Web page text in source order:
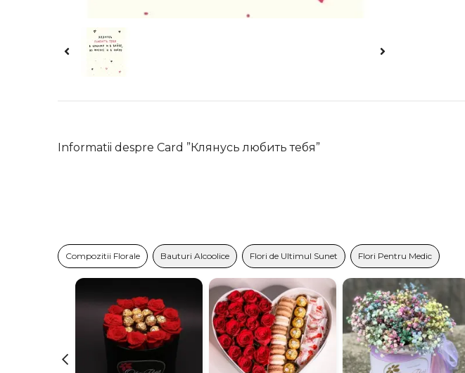
Informatii despre Card ”Клянусь любить тебя”
Compozitii Florale Bauturi Alcoolice Flori de Ultimul Sunet Flori Pentru Medic